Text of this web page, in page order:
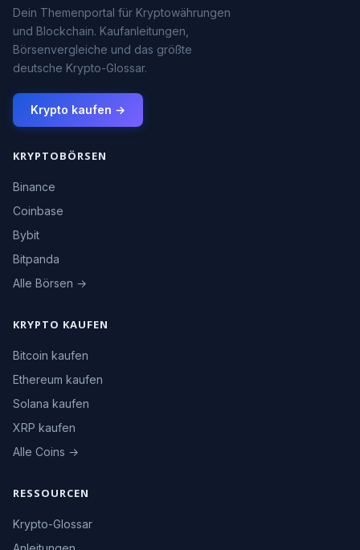
Dein Themenportal für Kryptowährungen
und Blockchain. Kaufanleitungen,
Börsenvergleiche und das größte
deutsche Krypto-Glossar.
Krypto kaufen →
KRYPTOBÖRSEN
Binance
Coinbase
Bybit
Bitpanda
Alle Börsen →
KRYPTO KAUFEN
Bitcoin kaufen
Ethereum kaufen
Solana kaufen
XRP kaufen
Alle Coins →
RESSOURCEN
Krypto-Glossar